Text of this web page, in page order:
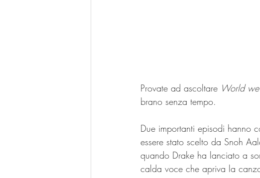
Provate ad ascoltare World
brano senza tempo.
Due importanti episodi hanno
essere stato scelto da Snoh
quando Drake ha lanciato a
calda voce che apriva la